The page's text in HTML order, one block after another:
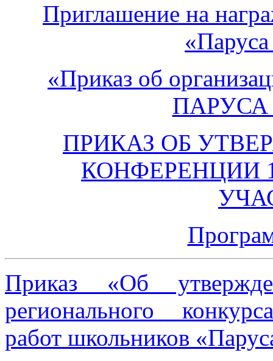
Приглашение на
«Приказ об
ПАРУСА
ПРИКАЗ ОБ
КОНФЕРЕНЦИИ
Приказ «Об
регионального
работ школьников